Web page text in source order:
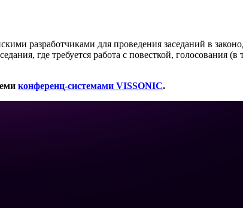
разработчиками для проведения заседаний в
где требуется работа с повесткой,
конференц-системами VISSONIC.